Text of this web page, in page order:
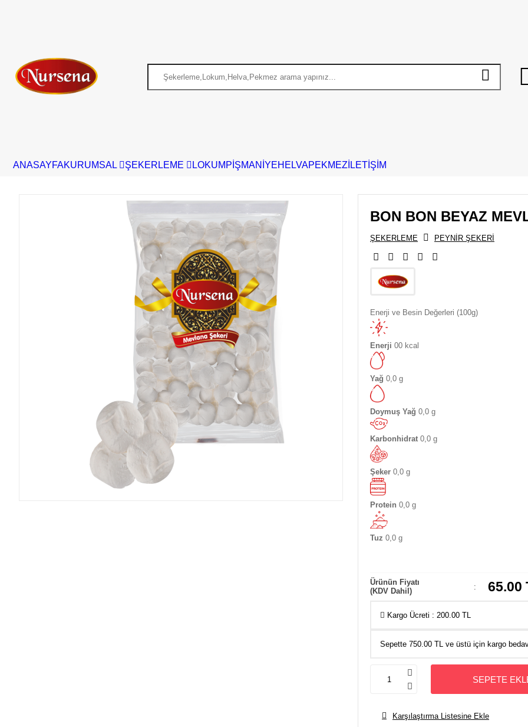
ANASAYFAKURUMSAL ŞEKERLEME LOKUM PİŞMANİYEHELVAPEKMEZ İLETİŞİM
BON BON BEYAZ
ŞEKERLEME PEYNİR ŞEKERİ
Enerji ve Besin Değerleri (100g)
Enerji 00 kcal
Yağ 0,0 g
Doymuş Yağ 0,0 g
Karbonhidrat 0,0 g
Şeker 0,0 g
Protein 0,0 g
Tuz 0,0 g
Ürünün Fiyatı
(KDV Dahil)
: 65.00
Kargo Ücreti : 200.00 TL
Sepette 750.00 TL ve üstü için kargo
SEPETE
Karşılaştırma Listesine Ekle